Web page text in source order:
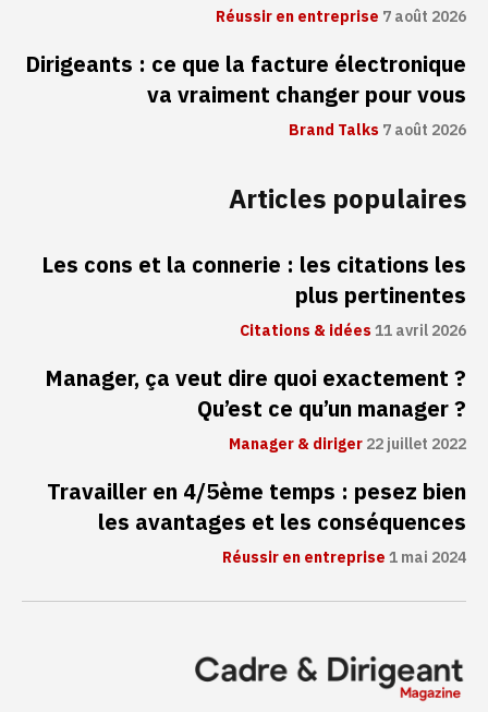
Réussir en entreprise 7 août 2026
Dirigeants : ce que la facture électronique
va vraiment changer pour vous
Brand Talks7 août 2026
Articles populaires
Les cons et la connerie : les citations les
plus pertinentes
Citations & idées11 avril 2026
Manager, ça veut dire quoi exactement ?
Qu’est ce qu’un manager ?
Manager & diriger22 juillet 2022
Travailler en 4/5ème temps : pesez bien
les avantages et les conséquences
Réussir en entreprise1 mai 2024